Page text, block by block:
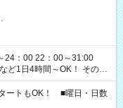
24：00 22：00～31:00
4時間～OK！ その他
談ください！
ートもOK！ ■曜日・日数